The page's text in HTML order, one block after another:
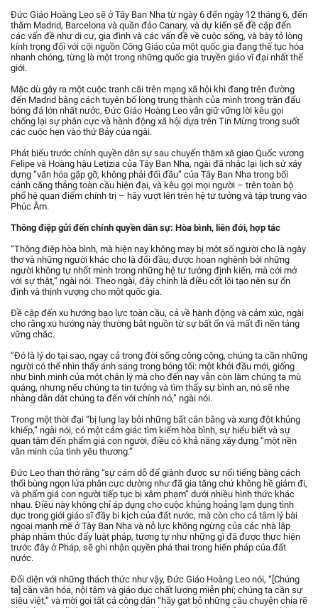
Đức Giáo Hoàng Leo sẽ ở Tây Ban Nha từ ngày 6 đến ngày 12 tháng 6, đến
thăm Madrid, Barcelona và quần đảo Canary, và dự kiến sẽ đề cập đến
các vấn đề như di cư, gia đình và các vấn đề về cuộc sống, và bày tỏ lòng
kính trọng đối với cội nguồn Công Giáo của một quốc gia đang thế tục hóa
nhanh chóng, từng là một trong những quốc gia truyền giáo vĩ đại nhất thế
giới.
Mặc dù gây ra một cuộc tranh cãi trên mạng xã hội khi đang trên đường
đến Madrid bằng cách tuyên bố lòng trung thành của mình trong trận đấu
bóng đá lớn nhất nước, Đức Giáo Hoàng Leo vẫn giữ vững lời kêu gọi
chống lại sự phân cực và hành động xã hội dựa trên Tin Mừng trong suốt
các cuộc hẹn vào thứ Bảy của ngài.
Phát biểu trước chính quyền dân sự sau chuyến thăm xã giao Quốc vương
Felipe và Hoàng hậu Letizia của Tây Ban Nha, ngài đã nhắc lại lịch sử xây
dựng “văn hóa gặp gỡ, không phải đối đầu” của Tây Ban Nha trong bối
cảnh căng thẳng toàn cầu hiện đại, và kêu gọi mọi người – trên toàn bộ
phổ hệ quan điểm chính trị – hãy vượt lên trên hệ tư tưởng và tập trung vào
Phúc Âm.
Thông điệp gửi đến chính quyền dân sự: Hòa bình, liên đới, hợp tác
“Thông điệp hòa bình, mà hiện nay không may bị một số người cho là ngây
thơ và những người khác cho là đối đầu, được hoan nghênh bởi những
người không tự nhốt mình trong những hệ tư tưởng định kiến, mà cởi mở
với sự thật,” ngài nói. Theo ngài, đây chính là điều cốt lõi tạo nên sự ổn
định và thịnh vượng cho một quốc gia.
Đề cập đến xu hướng bạo lực toàn cầu, cả về hành động và cảm xúc, ngài
cho rằng xu hướng này thường bắt nguồn từ sự bất ổn và mất đi nền tảng
vững chắc.
“Đó là lý do tại sao, ngay cả trong đời sống công cộng, chúng ta cần những
người có thể nhìn thấy ánh sáng trong bóng tối: một khởi đầu mới, giống
như bình minh của một chân lý mà cho đến nay vẫn còn làm chúng ta mù
quáng, nhưng nếu chúng ta tin tưởng và tìm thấy sự bình an, nó sẽ nhẹ
nhàng dẫn dắt chúng ta đến với chính nó,” ngài nói.
Trong một thời đại “bị lung lay bởi những bất cân bằng và xung đột khủng
khiếp,” ngài nói, có một cảm giác tìm kiếm hòa bình, sự hiểu biết và sự
quan tâm đến phẩm giá con người, điều có khả năng xây dựng “một nền
văn minh của tình yêu thương.”
Đức Leo than thở rằng “sự cám dỗ để giành được sự nổi tiếng bằng cách
thổi bùng ngọn lửa phân cực dường như đã gia tăng chứ không hề giảm đi,
và phẩm giá con người tiếp tục bị xâm phạm” dưới nhiều hình thức khác
nhau. Điều này không chỉ áp dụng cho cuộc khủng hoảng lạm dụng tình
dục trong giới giáo sĩ đầy bi kịch của đất nước, mà còn cho cả tâm lý bài
ngoại mạnh mẽ ở Tây Ban Nha và nỗ lực không ngừng của các nhà lập
pháp nhằm thúc đẩy luật pháp, tương tự như những gì đã được thực hiện
trước đây ở Pháp, sẽ ghi nhận quyền phá thai trong hiến pháp của đất
nước.
Đối diện với những thách thức như vậy, Đức Giáo Hoàng Leo nói, “[Chúng
ta] cần văn hóa, nội tâm và giáo dục chất lượng miễn phí; chúng ta cần sự
siêu việt,” và mời gọi tất cả công dân “hãy gạt bỏ những câu chuyện chia rẽ